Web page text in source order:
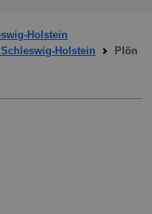
Holstein
Holstein
Plön